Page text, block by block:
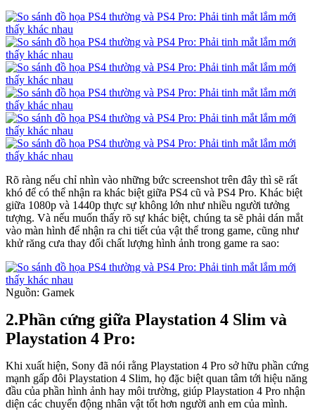
Rõ ràng nếu chỉ nhìn vào những bức screenshot trên đây thì sẽ rất
khó để có thể nhận ra khác biệt giữa PS4 cũ và PS4 Pro. Khác biệt
giữa 1080p và 1440p thực sự không lớn như nhiều người tưởng
tượng. Và nếu muốn thấy rõ sự khác biệt, chúng ta sẽ phải dán mắt
vào màn hình để nhận ra chi tiết của vật thể trong game, cũng như
khử răng cưa thay đổi chất lượng hình ảnh trong game ra sao:
Nguồn: Gamek
2.Phần cứng giữa Playstation 4 Slim và
Playstation 4 Pro:
Khi xuất hiện, Sony đã nói rằng Playstation 4 Pro sở hữu phần cứng
mạnh gấp đôi Playstation 4 Slim, họ đặc biệt quan tâm tới hiệu năng
đầu của phần hình ảnh hay môi trường, giúp Playstation 4 Pro nhận
diện các chuyển động nhân vật tốt hơn người anh em của mình.